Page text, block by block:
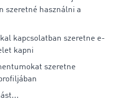
szeretné használni a
kapcsolatban szeretne e-
kapni
szeretne